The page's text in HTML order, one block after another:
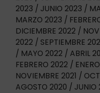
2023
JUNIO 2023
MARZO 2023
DICIEMBRE 2022
2022
SEPTIEMBRE
MAYO 2022
ABRIL
FEBRERO 2022
NOVIEMBRE 2021
AGOSTO 2020
JUNIO